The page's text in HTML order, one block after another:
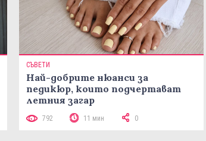
СЪВЕТИ
Най-добрите нюанси за
педикюр, които подчертават
летния загар
792 11 мин 0